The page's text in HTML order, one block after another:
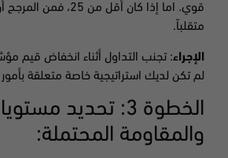
قوي. اما إذا كان أقل من
متقلباً.
الإجراء: تجنب التداول أثناء انخفاض قيم
لم تكن لديك استراتيجية خاصة متعلقة
الخطوة 3: تحديد
والمقاومة المحتملة: